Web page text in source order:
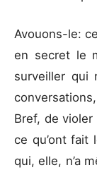
Avouons-le:
en secret le
surveiller qui
Bref, de violer
ce qu’ont fait
qui, elle, n’a